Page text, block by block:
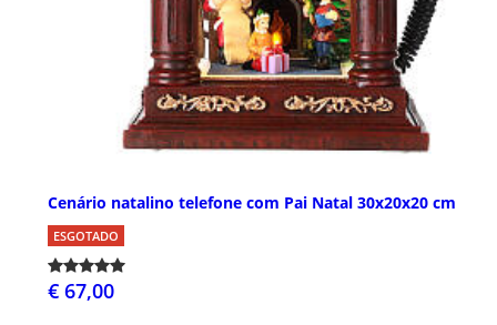
Cenário natalino telefone com Pai Natal 30x20x20 cm
ESGOTADO
€ 67,00